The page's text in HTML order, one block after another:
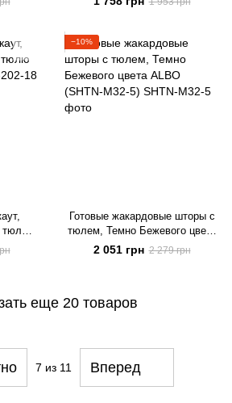
спальню, гостиную, кухню,
тюлю
−10%
Готовые жакардовые шторы с
тюлем, Темно Бежевого цвета
ALBO (SHTN-M32-5)
2 051 грн 2 279 грн
еще 20 товаров
7 из 11 Вперед